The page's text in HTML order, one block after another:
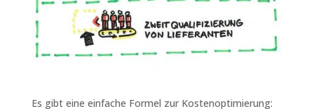
Es gibt eine einfache Formel zur Kostenoptimierung: